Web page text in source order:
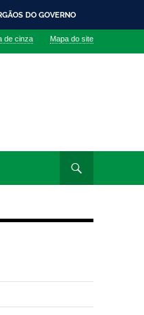
DO GOVERNO
de cinza Mapa do site